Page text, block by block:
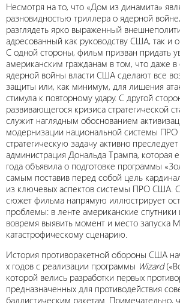
Несмотря на то, что «Дом из динамита»
разновидностью триллера о ядерной
разглядеть ярко выраженный
адресованный как руководству США, так и
С одной стороны, фильм призван придать
американским гражданам в том, что даже в
ядерной войны власти США сделают все
защиты или, как минимум, для лишения
стимула к повторному удару. С другой
развивающегося кризиса стратегической
служит наглядным обоснованием
модернизации национальной системы
стратегическую задачу активно преследует
администрация Дональда Трампа, которая
года объявила о подготовке программы
самым поставив перед собой цель
из ключевых аспектов системы ПРО США.
сюжет фильма напрямую иллюстрирует
проблемы: в ленте американские
вовремя выявить момент и место запуска
катастрофическому сценарию.
История противоракетной обороны США
х годов с реализации программы Wizard
которой велись разработки первых
предназначенных для противодействия
баллистическим ракетам. Примечательно,